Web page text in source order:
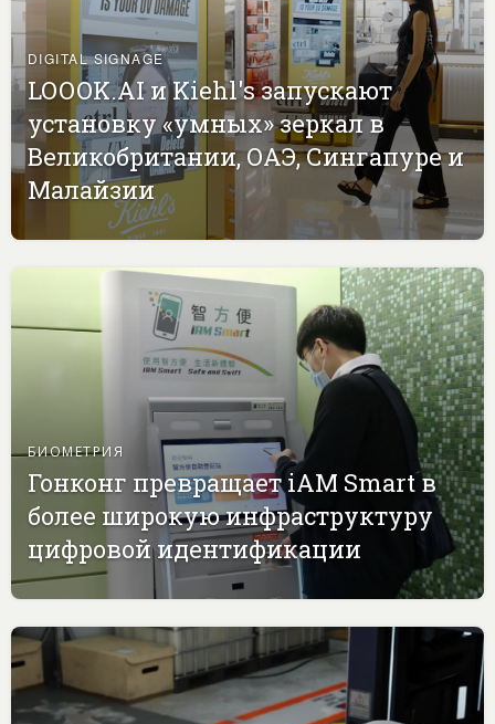
DIGITAL SIGNAGE
LOOOK.AI и Kiehl's запускают
установку «умных» зеркал в
Великобритании, ОАЭ, Сингапуре и
Малайзии
БИОМЕТРИЯ
Гонконг превращает iAM Smart в
более широкую инфраструктуру
цифровой идентификации